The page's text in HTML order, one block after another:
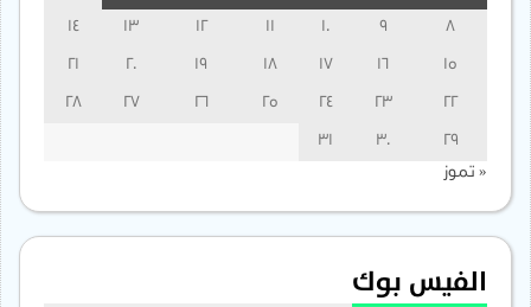
13
14
15
16
17
18
19
20
21
22
23
24
25
26
27
28
29
30
31
« تموز
الفيس بوك